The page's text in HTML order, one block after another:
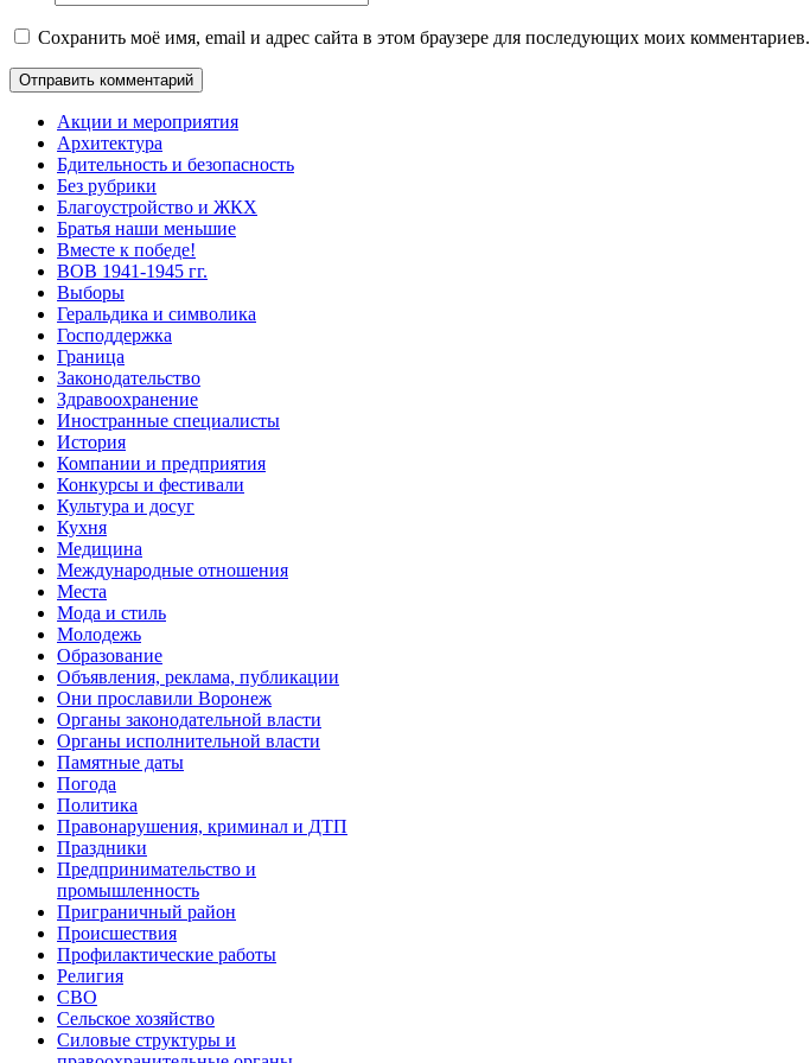
Сохранить моё имя, email и адрес сайта в этом браузере для последующих моих комментариев.
Акции и мероприятия
Архитектура
Бдительность и безопасность
Без рубрики
Благоустройство и ЖКХ
Братья наши меньшие
Вместе к победе!
ВОВ 1941-1945 гг.
Выборы
Геральдика и символика
Господдержка
Граница
Законодательство
Здравоохранение
Иностранные специалисты
История
Компании и предприятия
Конкурсы и фестивали
Культура и досуг
Кухня
Медицина
Международные отношения
Места
Мода и стиль
Молодежь
Образование
Объявления, реклама, публикации
Они прославили Воронеж
Органы законодательной власти
Органы исполнительной власти
Памятные даты
Погода
Политика
Правонарушения, криминал и ДТП
Праздники
Предпринимательство и
промышленность
Приграничный район
Происшествия
Профилактические работы
Религия
СВО
Сельское хозяйство
Силовые структуры и